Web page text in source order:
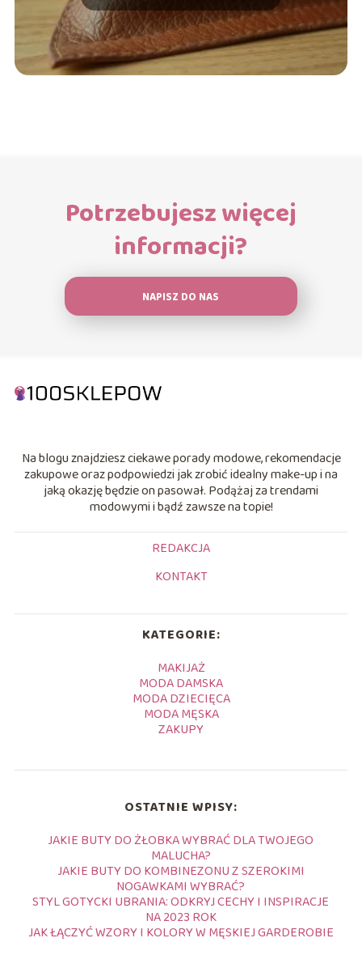
Potrzebujesz więcej
informacji?
NAPISZ DO NAS
Na blogu znajdziesz ciekawe porady modowe, rekomendacje
zakupowe oraz podpowiedzi jak zrobić idealny make-up i na
jaką okazję będzie on pasował. Podążaj za trendami
modowymi i bądź zawsze na topie!
REDAKCJA
KONTAKT
KATEGORIE:
MAKIJAŻ
MODA DAMSKA
MODA DZIECIĘCA
MODA MĘSKA
ZAKUPY
OSTATNIE WPISY:
JAKIE BUTY DO ŻŁOBKA WYBRAĆ DLA TWOJEGO
MALUCHA?
JAKIE BUTY DO KOMBINEZONU Z SZEROKIMI
NOGAWKAMI WYBRAĆ?
STYL GOTYCKI UBRANIA: ODKRYJ CECHY I INSPIRACJE
NA 2023 ROK
JAK ŁĄCZYĆ WZORY I KOLORY W MĘSKIEJ GARDEROBIE